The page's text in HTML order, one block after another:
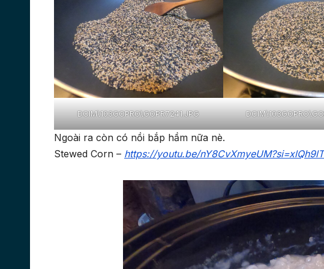
DCIM\103GOPRO\GOPR7241.JPG
Ngoài ra còn có nồi bắp hầm nữa nè.
Stewed Corn – https://youtu.be/